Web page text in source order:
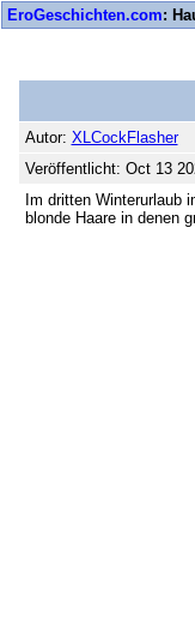
EroGeschichten.com:
Autor: XLCockFlasher
Veröffentlicht: Oct 13
Im dritten Winterurlaub
blonde Haare in denen